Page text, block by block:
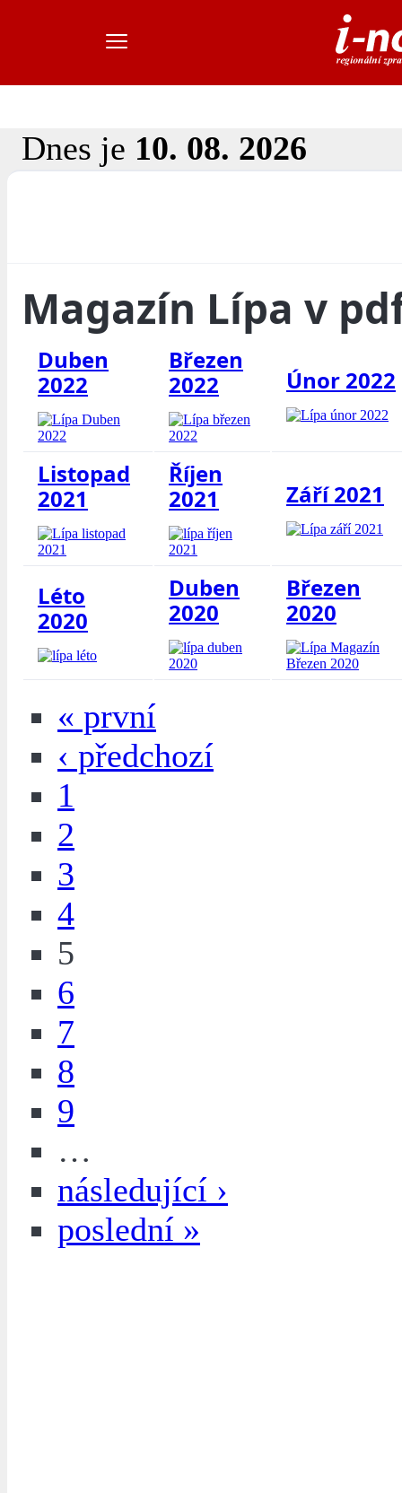
Dnes je 10. 08. 2026
Magazín Lípa v
Duben
2022
Březen
2022
Únor 2022
Listopad
2021
Říjen
2021
Září 2021
Léto
2020
Duben
2020
Březen
2020
« první
‹ předchozí
1
2
3
4
5
6
7
8
9
…
následující ›
poslední »